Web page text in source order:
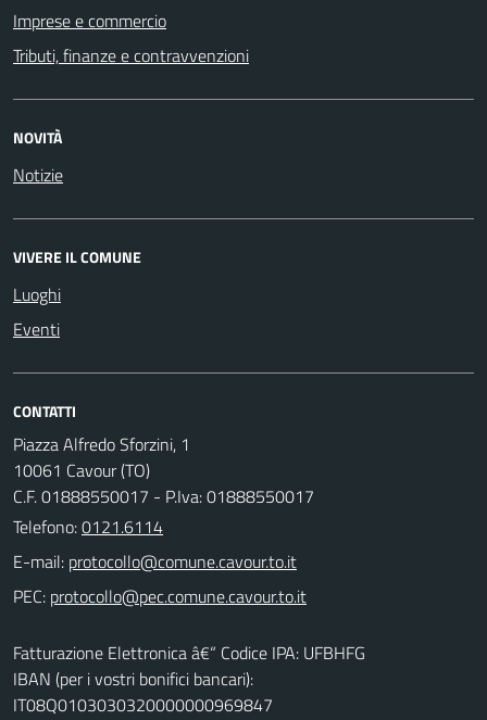
Imprese e commercio
Tributi, finanze e contravvenzioni
NOVITÀ
Notizie
VIVERE IL COMUNE
Luoghi
Eventi
CONTATTI
Piazza Alfredo Sforzini, 1
10061 Cavour (TO)
C.F. 01888550017 - P.Iva: 01888550017
Telefono:0121.6114
E-mail:
PEC:
Fatturazione Elettronica â€“ Codice IPA: UFBHFG
IBAN (per i vostri bonifici bancari):
IT08Q0103030320000000969847